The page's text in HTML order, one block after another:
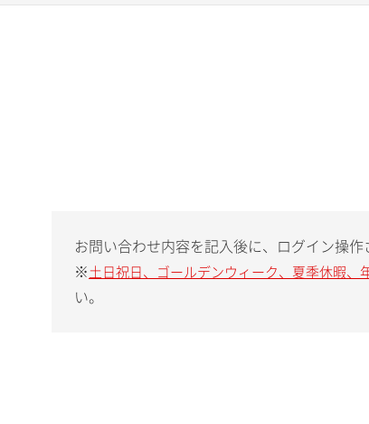
お問い合わせ内容を記入後に、ログイン操
※ 土日祝日、ゴールデンウィーク、夏季休暇、
い。